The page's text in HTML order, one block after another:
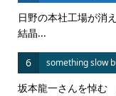
日野の本社工場が消
結晶...
6 something slow
坂本龍一さんを悼